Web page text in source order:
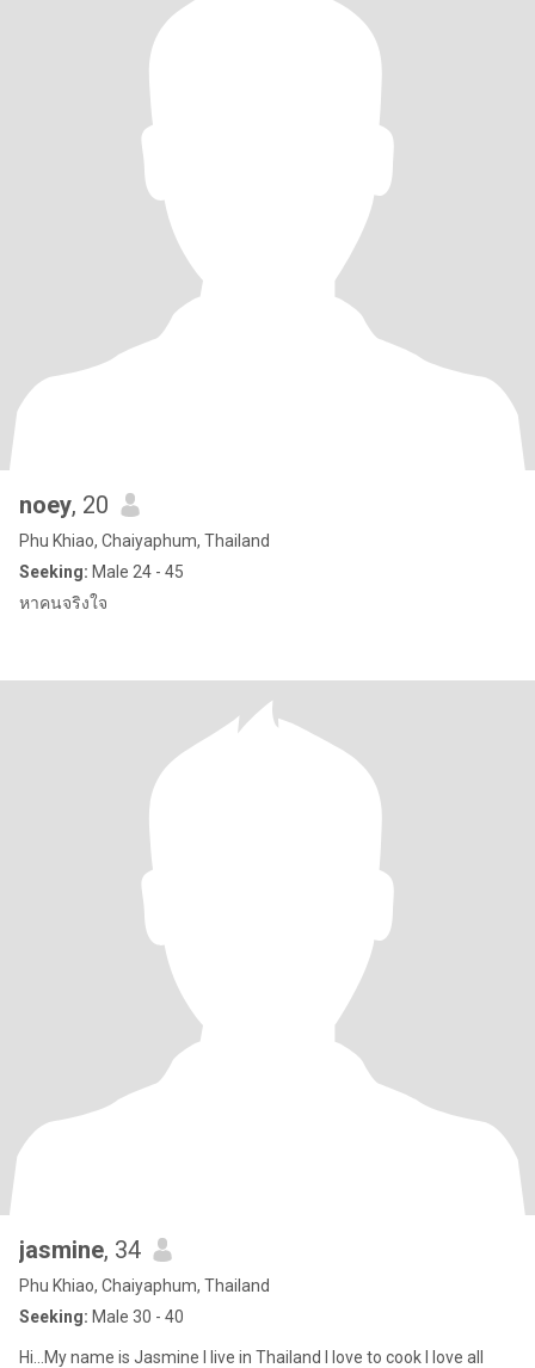
noey, 20
Phu Khiao, Chaiyaphum, Thailand
Seeking: Male 24 - 45
หาคนจริงใจ
jasmine, 34
Phu Khiao, Chaiyaphum, Thailand
Seeking: Male 30 - 40
Hi…My name is Jasmine I live in Thailand I love to cook I love all